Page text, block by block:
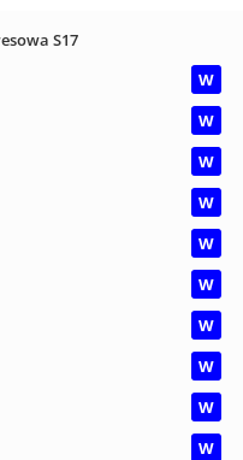
S17
W
W
W
W
W
W
W
W
W
W